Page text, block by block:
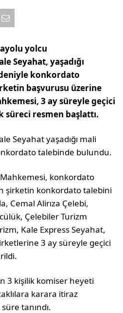
yolcu
Seyahat, yaşadığı
konkordato
başvurusu üzerine
3 ay süreyle geçici
süreci resmen başlattı.
Seyahat yaşadığı mali
talebinde bulundu.
konkordato
şirketin konkordato talebini
Cemal Alirıza Çelebi,
Çelebiler Turizm
Kale Express Seyahat,
3 ay süreyle geçici
3 kişilik komiser heyeti
karara itiraz
tanındı.